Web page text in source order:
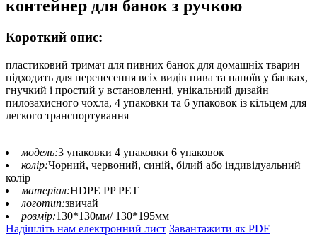
контейнер для банок з ручкою
Короткий опис:
пластиковий тримач для пивних банок для домашніх тварин
підходить для перенесення всіх видів пива та напоїв у банках,
гнучкий і простий у встановленні, унікальний дизайн
пилозахисного чохла, 4 упаковки та 6 упаковок із кільцем для
легкого транспортування
модель:3 упаковки 4 упаковки 6 упаковок
колір:Чорний, червоний, синій, білий або індивідуальний
колір
матеріал:HDPE PP PET
логотип:звичай
розмір:130*130мм/ 130*195мм
Надішліть нам електронний лист Завантажити як PDF